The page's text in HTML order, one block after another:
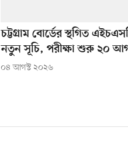
চট্টগ্রাম বোর্ডের স্থগিত
নতুন সূচি, পরীক্ষা শুরু ২০
০৪ আগস্ট ২০২৬